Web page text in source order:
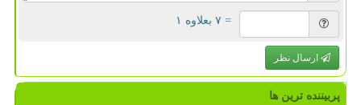
= ۷ بعلاوه ۱
ارسال نظر
پربیننده ترین ها